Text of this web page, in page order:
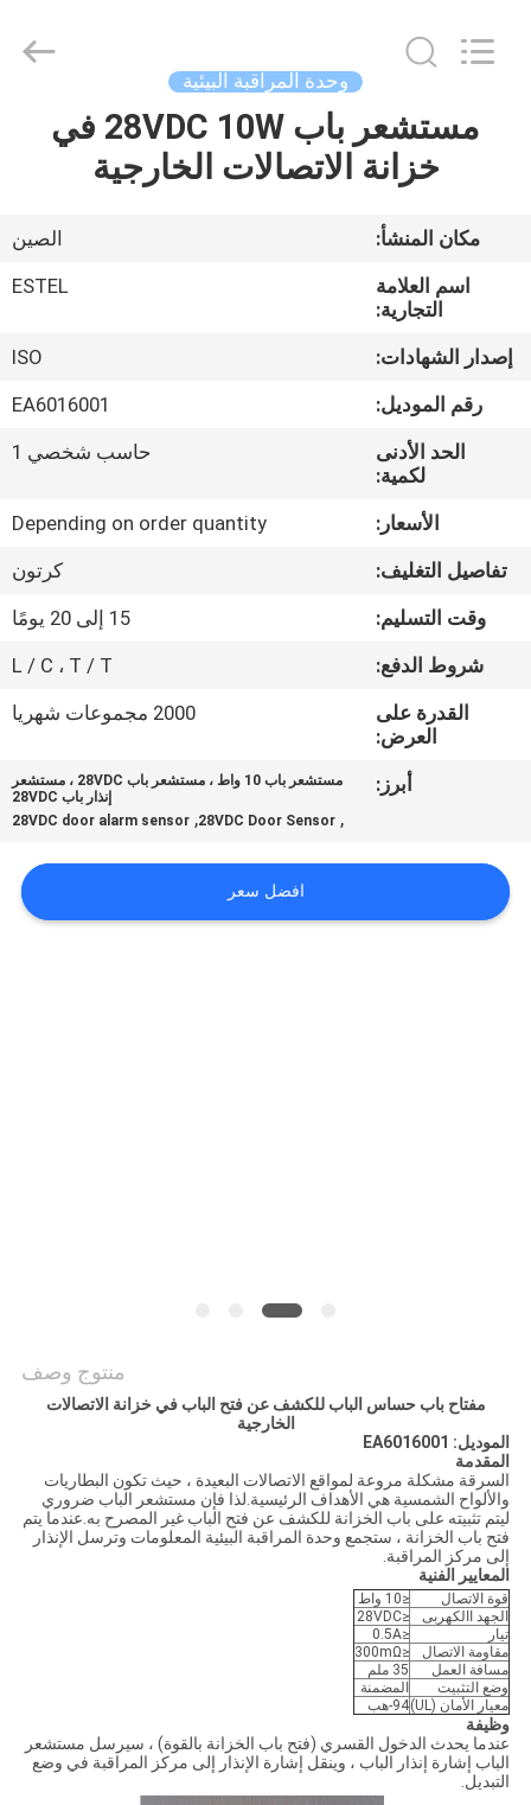
منزل،
منتجات
معلومات
عنا
جولة
المعمل
مراقبة
الجودة
اتصل
اطلب
TECHNOLOGY
وحدة المراقبة البيئية
مستشعر باب 28VDC 10W في
خزانة الاتصالات الخارجية
مكان المنشأ:
الصين
اسم العلامة
التجارية:
ESTEL
إصدار الشهادات:
ISO
رقم الموديل:
EA6016001
الحد الأدنى
لكمية:
حاسب شخصي 1
الأسعار:
Depending on order quantity
تفاصيل التغليف:
كرتون
وقت التسليم:
15 إلى 20 يومًا
شروط الدفع:
L / C ، T / T
القدرة على
العرض:
2000 مجموعات شهريا
أبرز:
مستشعر باب 10 واط ، مستشعر باب 28VDC ، مستشعر
إنذار باب 28VDC
,
28VDC Door Sensor
,
28VDC door alarm sensor
افضل سعر
منتوج وصف
مفتاح باب حساس الباب للكشف عن فتح الباب في خزانة الاتصالات
الخارجية
الموديل: EA6016001
المقدمة
السرقة مشكلة مروعة لمواقع الاتصالات البعيدة ، حيث تكون البطاريات
والألواح الشمسية هي الأهداف الرئيسية.لذا فإن مستشعر الباب ضروري
ليتم تثبيته على باب الخزانة للكشف عن فتح الباب غير المصرح به.عندما يتم
فتح باب الخزانة ، ستجمع وحدة المراقبة البيئية المعلومات وترسل الإنذار
إلى مركز المراقبة.
المعايير الفنية
قوة الاتصال
≤10 واط
الجهد االكهربى
≤28VDC
تيار
≤0.5A
مقاومة الاتصال
≤300mΩ
مسافة العمل
35 ملم
وضع التثبيت
المضمنة
معيار الأمان (UL)
94-هب
وظيفة
عندما يحدث الدخول القسري (فتح باب الخزانة بالقوة) ، سيرسل مستشعر
الباب إشارة إنذار الباب ، وينقل إشارة الإنذار إلى مركز المراقبة في وضع
التبديل.